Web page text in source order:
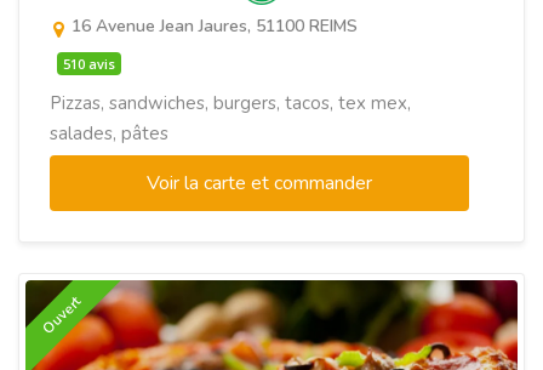
16 Avenue Jean Jaures, 51100 REIMS
510 avis
Pizzas, sandwiches, burgers, tacos, tex mex,
salades, pâtes
Voir la carte et commander
Ouvert